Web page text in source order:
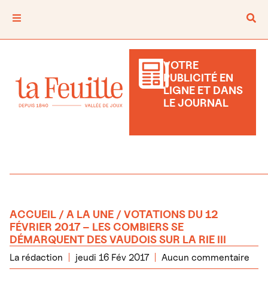
VOTRE
PUBLICITÉ EN
LIGNE ET DANS
LE JOURNAL
ACCUEIL /A LA UNE / VOTATIONS DU 12
FÉVRIER 2017 – LES COMBIERS SE
DÉMARQUENT DES VAUDOIS SUR LA RIE III
La rédaction jeudi 16 Fév 2017 Aucun commentaire